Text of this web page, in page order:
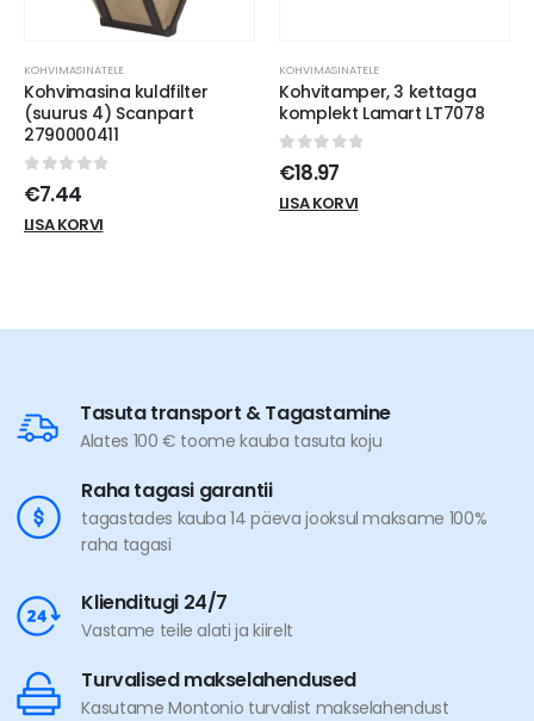
KOHVIMASINATELE
Kohvimasina kuldfilter
(suurus 4) Scanpart
2790000411
0out of 5
€7.44
LISA KORVI
KOHVIMASINATELE
Kohvitamper, 3 kettaga
komplekt Lamart LT7078
0out of 5
€18.97
LISA KORVI
Tasuta transport & Tagastamine
Alates 100 € toome kauba tasuta koju
Raha tagasi garantii
tagastades kauba 14 päeva jooksul maksame 100%
raha tagasi
Klienditugi 24/7
Vastame teile alati ja kiirelt
Turvalised makselahendused
Kasutame Montonio turvalist makselahendust